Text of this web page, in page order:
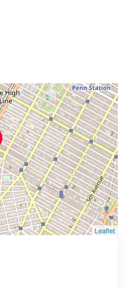
Leaflet